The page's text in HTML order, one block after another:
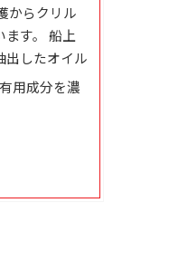
からクリル
す。 船上
出したオイル
用成分を濃